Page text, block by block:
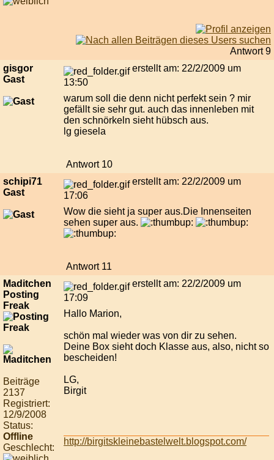
Antwort 9
gisgor
Gast
erstellt am: 22/2/2009 um
13:50
warum soll die denn nicht perfekt sein ? mir
gefällt sie sehr gut. auch das innenleben mit
den schnörkeln sieht hübsch aus.
lg giesela
Antwort 10
schipi71
Gast
erstellt am: 22/2/2009 um
17:06
Wow die sieht ja super aus.Die Innenseiten
sehen super aus.
Antwort 11
Maditchen
Posting
Freak
Beiträge
2137
Registriert:
12/9/2008
Status:
Offline
Geschlecht:
erstellt am: 22/2/2009 um
17:09
Hallo Marion,
schön mal wieder was von dir zu sehen.
Deine Box sieht doch Klasse aus, also, nicht so
bescheiden!
LG,
Birgit
http://birgitskleinebastelwelt.blogspot.com/